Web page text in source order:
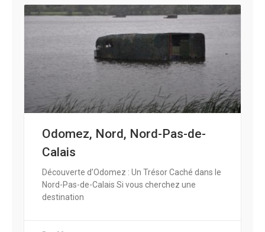
Odomez, Nord, Nord-Pas-de-
Calais
Découverte d’Odomez : Un Trésor Caché dans le
Nord-Pas-de-Calais Si vous cherchez une
destination